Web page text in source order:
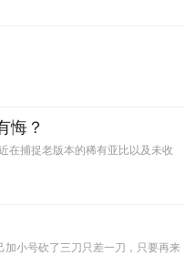
悔？
在捕捉老版本的稀有亚比以及未收
小号砍了三刀只差一刀，只要再来